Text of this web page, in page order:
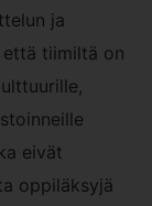
ja
tiimiltä on
eivät
oppiläksyjä